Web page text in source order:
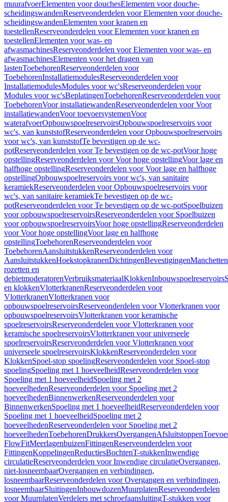
muurafvoerElementen voor douchesElementen voor douche-
scheidingswandenReserveonderdelen voor Elementen voor douche-
scheidingswandenElementen voor kranen en
toestellenReserveonderdelen voor Elementen voor kranen en
toestellenElementen voor was- en
afwasmachinesReserveonderdelen voor Elementen voor was- en
afwasmachinesElementen voor het dragen van
lastenToebehorenReserveonderdelen voor
ToebehorenInstallatiemodulesReserveonderdelen voor
InstallatiemodulesModules voor wc'sReserveonderdelen voor
Modules voor wc'sBeplatingenToebehorenReserveonderdelen voor
ToebehorenVoor installatiewandenReserveonderdelen voor Voor
installatiewandenVoor toevoersystemenVoor
waterafvoerOpbouwspoelreservoirsOpbouwspoelreservoirs voor
wc's, van kunststofReserveonderdelen voor Opbouwspoelreservoirs
voor wc's, van kunststofTe bevestigen op de wc-
potReserveonderdelen voor Te bevestigen op de wc-potVoor hoge
opstellingReserveonderdelen voor Voor hoge opstellingVoor lage en
halfhoge opstellingReserveonderdelen voor Voor lage en halfhoge
opstellingOpbouwspoelreservoirs voor wc's, van sanitaire
keramiekReserveonderdelen voor Opbouwspoelreservoirs voor
wc's, van sanitaire keramiekTe bevestigen op de wc-
potReserveonderdelen voor Te bevestigen op de wc-potSpoelbuizen
voor opbouwspoelreservoirsReserveonderdelen voor Spoelbuizen
voor opbouwspoelreservoirsVoor hoge opstellingReserveonderdelen
voor Voor hoge opstellingVoor lage en halfhoge
opstellingToebehorenReserveonderdelen voor
ToebehorenAansluitstukkenReserveonderdelen voor
AansluitstukkenHoekstopkranenDichtingenBevestigingenManchetten
rozetten en
debietmoderatorenVerbruiksmateriaalKlokkenInbouwspoelreservoirs
en klokkenVlotterkranenReserveonderdelen voor
VlotterkranenVlotterkranen voor
opbouwspoelreservoirsReserveonderdelen voor Vlotterkranen voor
opbouwspoelreservoirsVlotterkranen voor keramische
spoelreservoirsReserveonderdelen voor Vlotterkranen voor
keramische spoelreservoirsVlotterkranen voor universeele
spoelreservoirsReserveonderdelen voor Vlotterkranen voor
universeele spoelreservoirsKlokkenReserveonderdelen voor
KlokkenSpoel-stop spoelingReserveonderdelen voor Spoel-stop
spoelingSpoeling met 1 hoeveelheidReserveonderdelen voor
Spoeling met 1 hoeveelheidSpoeling met 2
hoeveelhedenReserveonderdelen voor Spoeling met 2
hoeveelhedenBinnenwerkenReserveonderdelen voor
BinnenwerkenSpoeling met 1 hoeveelheidReserveonderdelen voor
Spoeling met 1 hoeveelheidSpoeling met 2
hoeveelhedenReserveonderdelen voor Spoeling met 2
hoeveelhedenToebehorenDrukkersOvergangenAfsluitstoppen
FlowFitMeerlagenbuizenFittingenReserveonderdelen voor
FittingenKoppelingenReductiesBochtenT-stukkenInwendige
circulatieReserveonderdelen voor Inwendige circulatieOvergangen,
niet-losneembaarOvergangen en verbindingen,
losneembaarReserveonderdelen voor Overgangen en verbindingen,
losneembaarSluitingenInbouwdozenMuurplatenReserveonderdelen
voor MuurplatenVerdelers met schroefaansluitingT-stukken voor